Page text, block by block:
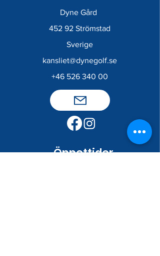
Dyne Gård
452 92 Strömstad
Sverige
kansliet@dynegolf.se
+46 526 340 00
​
Öppettider